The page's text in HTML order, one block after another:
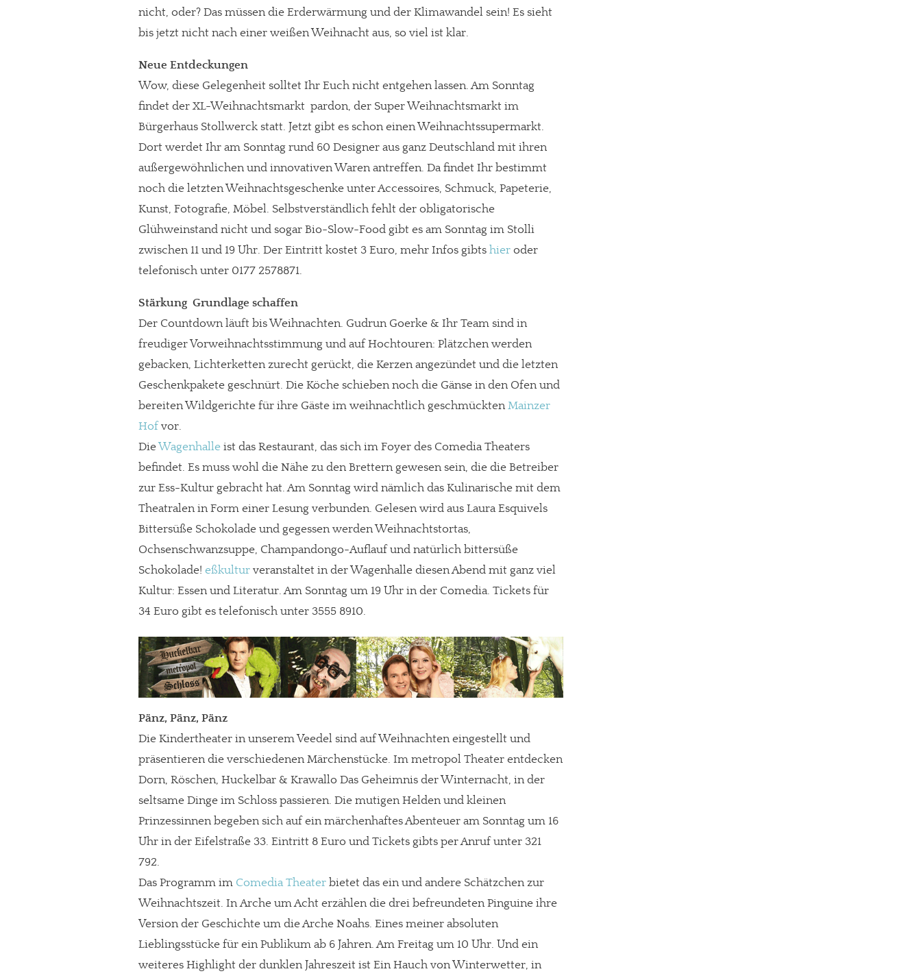
Dir gefällt unsere Arbeit?
Solltest Du unsere unabhängige Berichterstattung schätzen, kannst Du uns mit einer kleinen Spende unterstützen.
nicht, oder? Das müssen die Erderwärmung und der Klimawandel sein! Es sieht
bis jetzt nicht nach einer weißen Weihnacht aus, so viel ist klar.
Neue Entdeckungen
Wow, diese Gelegenheit solltet Ihr Euch nicht entgehen lassen. Am Sonntag
findet der XL-Weihnachtsmarkt  pardon, der Super Weihnachtsmarkt im
Bürgerhaus Stollwerck statt. Jetzt gibt es schon einen Weihnachtssupermarkt.
Dort werdet Ihr am Sonntag rund 60 Designer aus ganz Deutschland mit ihren
außergewöhnlichen und innovativen Waren antreffen. Da findet Ihr bestimmt
noch die letzten Weihnachtsgeschenke unter Accessoires, Schmuck, Papeterie,
Kunst, Fotografie, Möbel. Selbstverständlich fehlt der obligatorische
Glühweinstand nicht und sogar Bio-Slow-Food gibt es am Sonntag im Stolli
zwischen 11 und 19 Uhr. Der Eintritt kostet 3 Euro, mehr Infos gibts hier oder
telefonisch unter 0177 2578871.
Stärkung  Grundlage schaffen
Der Countdown läuft bis Weihnachten. Gudrun Goerke & Ihr Team sind in
freudiger Vorweihnachtsstimmung und auf Hochtouren: Plätzchen werden
gebacken, Lichterketten zurecht gerückt, die Kerzen angezündet und die letzten
Geschenkpakete geschnürt. Die Köche schieben noch die Gänse in den Ofen und
bereiten Wildgerichte für ihre Gäste im weihnachtlich geschmückten Mainzer
Hofvor.
DieWagenhalle ist das Restaurant, das sich im Foyer des Comedia Theaters
befindet. Es muss wohl die Nähe zu den Brettern gewesen sein, die die Betreiber
zur Ess-Kultur gebracht hat. Am Sonntag wird nämlich das Kulinarische mit dem
Theatralen in Form einer Lesung verbunden. Gelesen wird aus Laura Esquivels
Bittersüße Schokolade und gegessen werden Weihnachtstortas,
Ochsenschwanzsuppe, Champandongo-Auflauf und natürlich bittersüße
Schokolade! eßkultur veranstaltet in der Wagenhalle diesen Abend mit ganz viel
Kultur: Essen und Literatur. Am Sonntag um 19 Uhr in der Comedia. Tickets für
34 Euro gibt es telefonisch unter 3555 8910.
Pänz, Pänz, Pänz
Die Kindertheater in unserem Veedel sind auf Weihnachten eingestellt und
präsentieren die verschiedenen Märchenstücke. Im metropol Theater entdecken
Dorn, Röschen, Huckelbar & Krawallo Das Geheimnis der Winternacht, in der
seltsame Dinge im Schloss passieren. Die mutigen Helden und kleinen
Prinzessinnen begeben sich auf ein märchenhaftes Abenteuer am Sonntag um 16
Uhr in der Eifelstraße 33. Eintritt 8 Euro und Tickets gibts per Anruf unter 321
792.
Das Programm im Comedia Theater bietet das ein und andere Schätzchen zur
Weihnachtszeit. In Arche um Acht erzählen die drei befreundeten Pinguine ihre
Version der Geschichte um die Arche Noahs. Eines meiner absoluten
Lieblingsstücke für ein Publikum ab 6 Jahren. Am Freitag um 10 Uhr. Und ein
weiteres Highlight der dunklen Jahreszeit ist Ein Hauch von Winterwetter, in